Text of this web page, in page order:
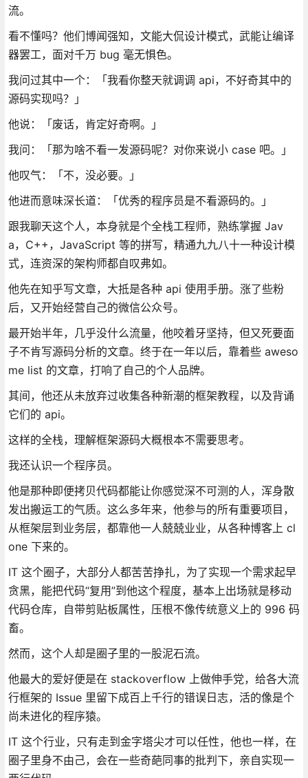
流。
看不懂吗？他们博闻强知，文能大侃设计模式，武能让编译
器罢工，面对千万 bug 毫无惧色。
我问过其中一个：「我看你整天就调调 api，不好奇其中的
源码实现吗？」
他说：「废话，肯定好奇啊。」
我问：「那为啥不看一发源码呢？对你来说小 case 吧。」
他叹气：「不，没必要。」
他进而意味深长道：「优秀的程序员是不看源码的。」
跟我聊天这个人，本身就是个全栈工程师，熟练掌握 Jav
a，C++，JavaScript 等的拼写，精通九九八十一种设计模
式，连资深的架构师都自叹弗如。
他先在知乎写文章，大抵是各种 api 使用手册。涨了些粉
后，又开始经营自己的微信公众号。
最开始半年，几乎没什么流量，他咬着牙坚持，但又死要面
子不肯写源码分析的文章。终于在一年以后，靠着些 aweso
me list 的文章，打响了自己的个人品牌。
其间，他还从未放弃过收集各种新潮的框架教程，以及背诵
它们的 api。
这样的全栈，理解框架源码大概根本不需要思考。
我还认识一个程序员。
他是那种即便拷贝代码都能让你感觉深不可测的人，浑身散
发出搬运工的气质。这么多年来，他参与的所有重要项目，
从框架层到业务层，都靠他一人兢兢业业，从各种博客上 cl
one 下来的。
IT 这个圈子，大部分人都苦苦挣扎，为了实现一个需求起早
贪黑，能把代码“复用”到他这个程度，基本上出场就是移动
代码仓库，自带剪贴板属性，压根不像传统意义上的 996 码
畜。
然而，这个人却是圈子里的一股泥石流。
他最大的爱好便是在 stackoverflow 上做伸手党，给各大流
行框架的 Issue 里留下成百上千行的错误日志，活的像是个
尚未进化的程序猿。
IT 这个行业，只有走到金字塔尖才可以任性，他也一样，在
圈子里身不由己，会在一些奇葩同事的批判下，亲自实现一